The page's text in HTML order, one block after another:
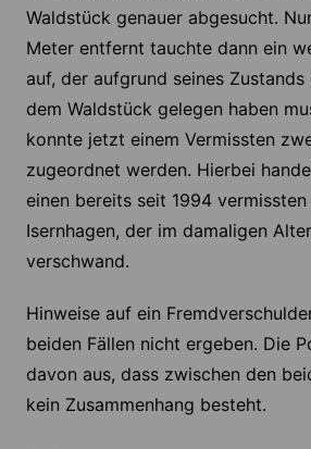
Waldstück genauer abgesucht.
Meter entfernt tauchte dann ein
auf, der aufgrund seines
dem Waldstück gelegen haben
konnte jetzt einem Vermissten
zugeordnet werden. Hierbei
einen bereits seit 1994 vermissten
Isernhagen, der im damaligen
verschwand.
Hinweise auf ein
beiden Fällen nicht ergeben. Die
davon aus, dass zwischen den
kein Zusammenhang besteht.